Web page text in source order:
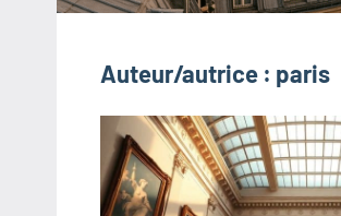
Auteur/autrice : paris